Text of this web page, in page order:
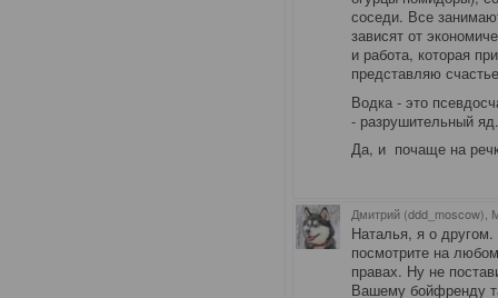
соседи. Все
зависят от
и работа, которая
представляю
Водка - это
- разрушительный
Да, и почаще на
Дмитрий (ddd_moscow),
Наталья, я о другом.
посмотрите на
правах. Ну не
Вашему бойфренду